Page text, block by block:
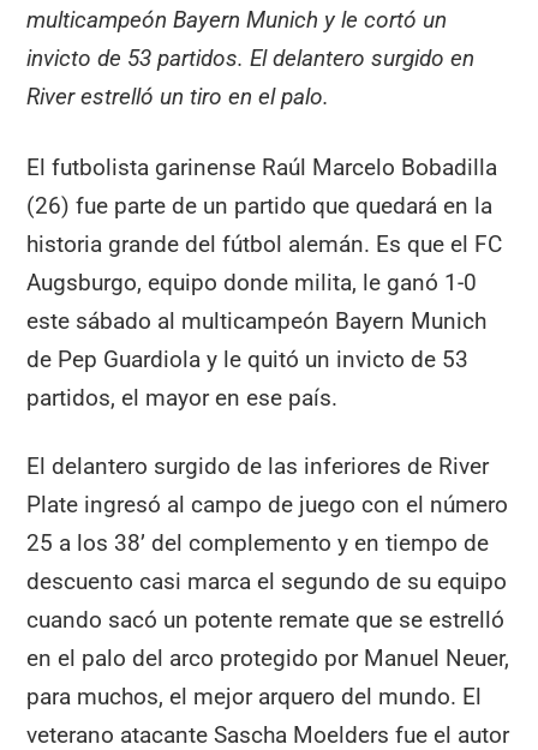
multicampeón Bayern Munich y le cortó un
invicto de 53 partidos. El delantero surgido en
River estrelló un tiro en el palo.
El futbolista garinense Raúl Marcelo Bobadilla
(26) fue parte de un partido que quedará en la
historia grande del fútbol alemán. Es que el FC
Augsburgo, equipo donde milita, le ganó 1-0
este sábado al multicampeón Bayern Munich
de Pep Guardiola y le quitó un invicto de 53
partidos, el mayor en ese país.
El delantero surgido de las inferiores de River
Plate ingresó al campo de juego con el número
25 a los 38’ del complemento y en tiempo de
descuento casi marca el segundo de su equipo
cuando sacó un potente remate que se estrelló
en el palo del arco protegido por Manuel Neuer,
para muchos, el mejor arquero del mundo. El
veterano atacante Sascha Moelders fue el autor